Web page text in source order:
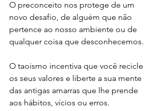
O preconceito nos protege de um
novo desafio, de alguém que não
pertence ao nosso ambiente ou de
qualquer coisa que desconhecemos.
O taoismo incentiva que você recicle
os seus valores e liberte a sua mente
das antigas amarras que lhe prende
aos hábitos, vícios ou erros.